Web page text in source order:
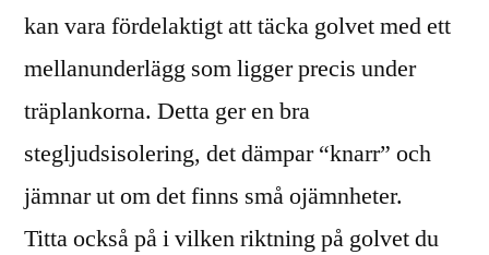
kan vara fördelaktigt att täcka golvet med ett
mellanunderlägg som ligger precis under
träplankorna. Detta ger en bra
stegljudsisolering, det dämpar “knarr” och
jämnar ut om det finns små ojämnheter.
Titta också på i vilken riktning på golvet du